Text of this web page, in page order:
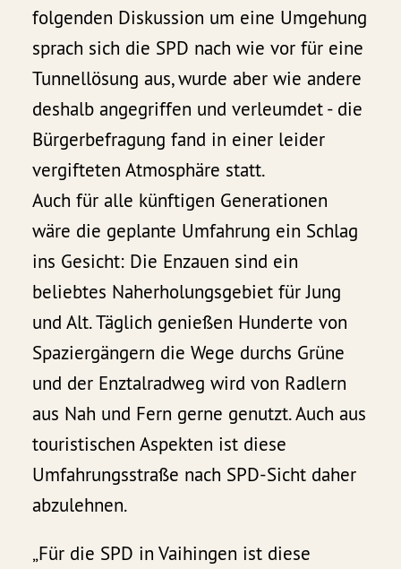
folgenden Diskussion um eine Umgehung
sprach sich die SPD nach wie vor für eine
Tunnellösung aus, wurde aber wie andere
deshalb angegriffen und verleumdet - die
Bürgerbefragung fand in einer leider
vergifteten Atmosphäre statt.
Auch für alle künftigen Generationen
wäre die geplante Umfahrung ein Schlag
ins Gesicht: Die Enzauen sind ein
beliebtes Naherholungsgebiet für Jung
und Alt. Täglich genießen Hunderte von
Spaziergängern die Wege durchs Grüne
und der Enztalradweg wird von Radlern
aus Nah und Fern gerne genutzt. Auch aus
touristischen Aspekten ist diese
Umfahrungsstraße nach SPD-Sicht daher
abzulehnen.
„Für die SPD in Vaihingen ist diese